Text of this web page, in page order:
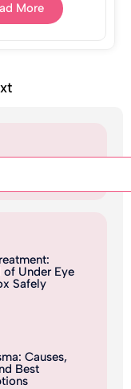
More
Under Eye
Safely
Causes,
Best